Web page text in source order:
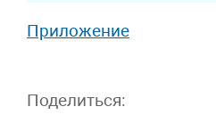
Приложение
Поделиться: